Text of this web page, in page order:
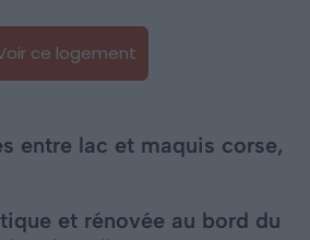
ce logement
entre lac et maquis corse,
et rénovée au bord du